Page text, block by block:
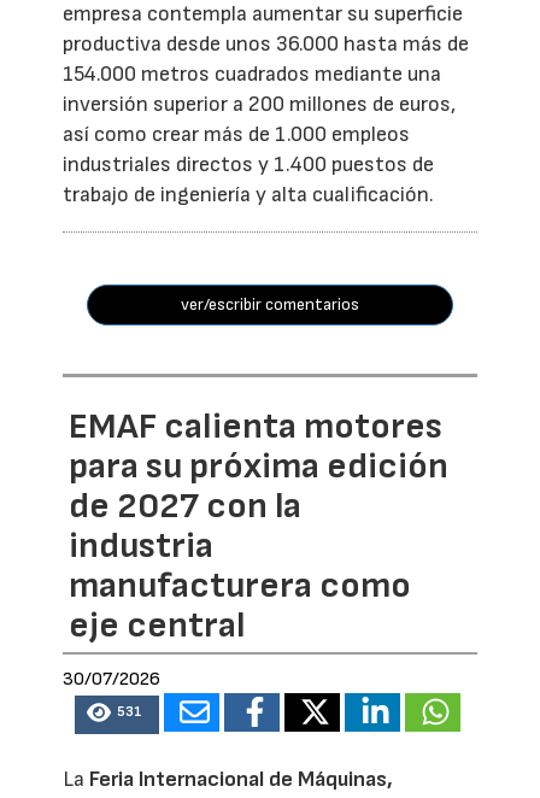
empresa contempla aumentar su superficie
productiva desde unos 36.000 hasta más de
154.000 metros cuadrados mediante una
inversión superior a 200 millones de euros,
así como crear más de 1.000 empleos
industriales directos y 1.400 puestos de
trabajo de ingeniería y alta cualificación.
ver/escribir comentarios
EMAF calienta motores
para su próxima edición
de 2027 con la
industria
manufacturera como
eje central
30/07/2026
531
La Feria Internacional de Máquinas,